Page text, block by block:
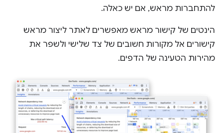
להתחברות מראש, אם יש כאלה.
הינטים של קישור מראש מאפשרים לאתר ליצור מראש
קישורים אל מקורות חשובים של צד שלישי ולשפר את
מהירות הטעינה של הדפים.